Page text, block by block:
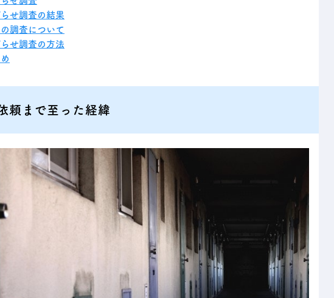
せ調査の結果
調査について
せ調査の方法
頼まで至った経緯